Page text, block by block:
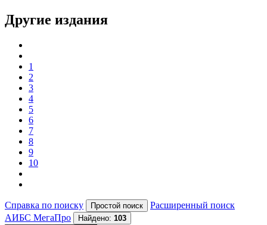
Другие издания
1
2
3
4
5
6
7
8
9
10
Справка по поиску
Расширенный поиск
АИБС МегаПро
Найдено: 103